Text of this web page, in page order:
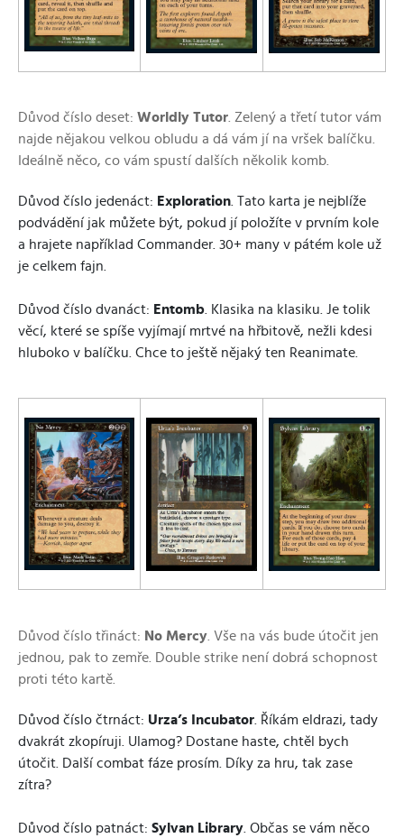
Důvod číslo deset: Worldly Tutor . Zelený a třetí tutor vám
najde nějakou velkou obludu a dá vám jí na vršek balíčku.
Ideálně něco, co vám spustí dalších několik komb.
Důvod číslo jedenáct: Exploration . Tato karta je nejblíže
podvádění jak můžete být, pokud jí položíte v prvním kole
a hrajete například Commander. 30+ many v pátém kole už
je celkem fajn.
Důvod číslo dvanáct: Entomb . Klasika na klasiku. Je tolik
věcí, které se spíše vyjímají mrtvé na hřbitově, nežli kdesi
hluboko v balíčku. Chce to ještě nějaký ten Reanimate.
Důvod číslo třináct: No Mercy . Vše na vás bude útočit jen
jednou, pak to zemře. Double strike není dobrá schopnost
proti této kartě.
Důvod číslo čtrnáct: Urza’s Incubator . Říkám eldrazi, tady
dvakrát zkopíruji. Ulamog? Dostane haste, chtěl bych
útočit. Další combat fáze prosím. Díky za hru, tak zase
zítra?
Důvod číslo patnáct: Sylvan Library . Občas se vám něco